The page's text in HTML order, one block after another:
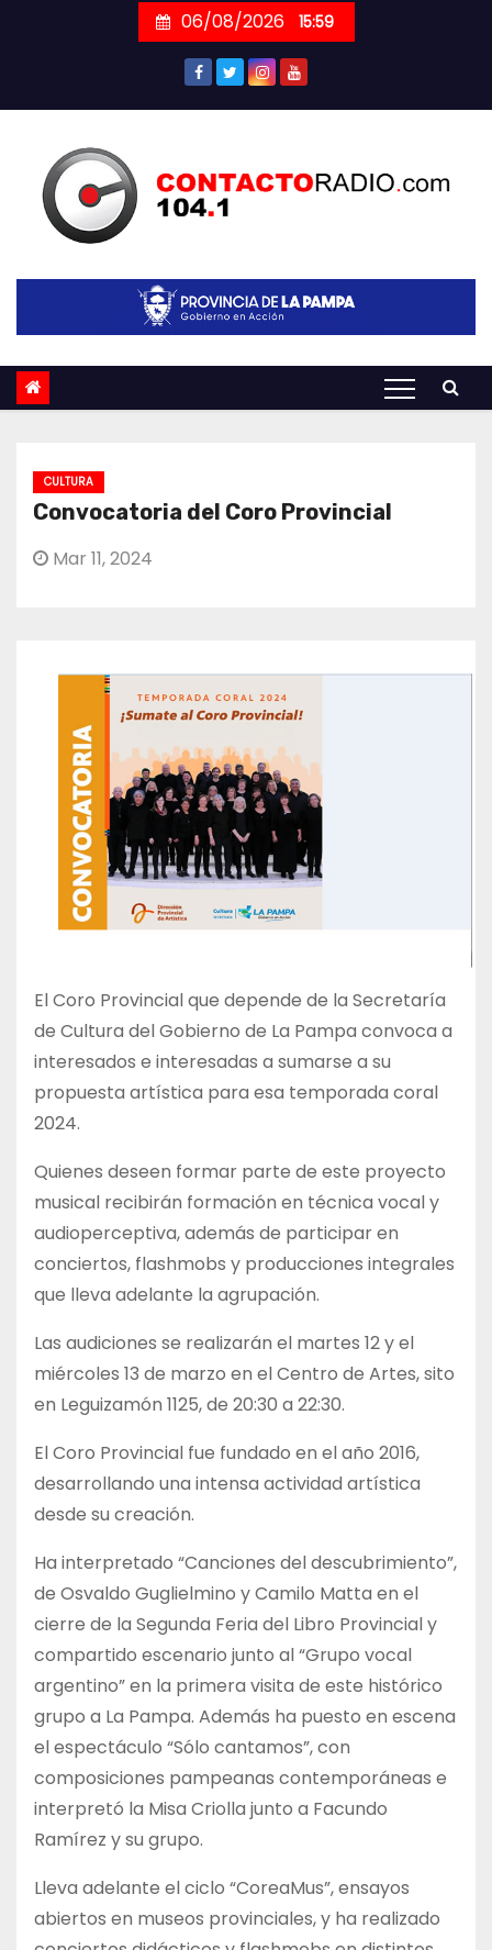
06/08/2026 15:59
CULTURA
Convocatoria del Coro Provincial
Mar 11, 2024
El Coro Provincial que depende de la Secretaría
de Cultura del Gobierno de La Pampa convoca a
interesados e interesadas a sumarse a su
propuesta artística para esa temporada coral
2024.
Quienes deseen formar parte de este proyecto
musical recibirán formación en técnica vocal y
audioperceptiva, además de participar en
conciertos, flashmobs y producciones integrales
que lleva adelante la agrupación.
Las audiciones se realizarán el martes 12 y el
miércoles 13 de marzo en el Centro de Artes, sito
en Leguizamón 1125, de 20:30 a 22:30.
El Coro Provincial fue fundado en el año 2016,
desarrollando una intensa actividad artística
desde su creación.
Ha interpretado “Canciones del descubrimiento”,
de Osvaldo Guglielmino y Camilo Matta en el
cierre de la Segunda Feria del Libro Provincial y
compartido escenario junto al “Grupo vocal
argentino” en la primera visita de este histórico
grupo a La Pampa. Además ha puesto en escena
el espectáculo “Sólo cantamos”, con
composiciones pampeanas contemporáneas e
interpretó la Misa Criolla junto a Facundo
Ramírez y su grupo.
Lleva adelante el ciclo “CoreaMus”, ensayos
abiertos en museos provinciales, y ha realizado